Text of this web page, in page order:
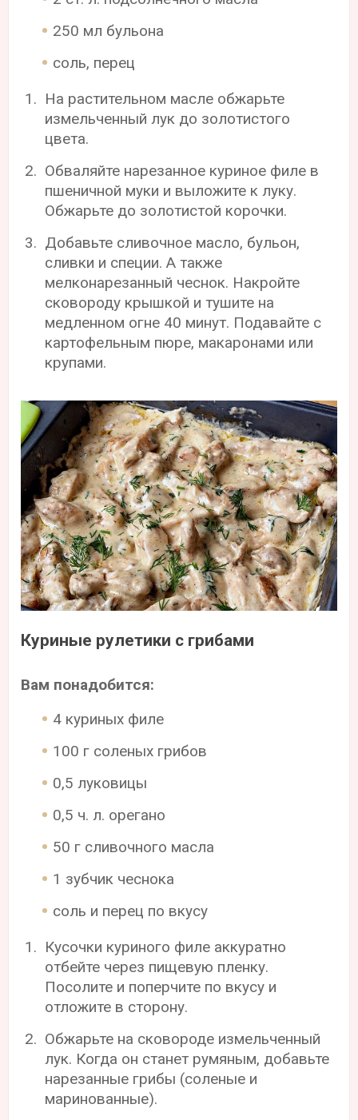
250 мл бульона
соль, перец
На растительном масле обжарьте
измельченный лук до золотистого
цвета.
Обваляйте нарезанное куриное филе в
пшеничной муки и выложите к луку.
Обжарьте до золотистой корочки.
Добавьте сливочное масло, бульон,
сливки и специи. А также
мелконарезанный чеснок. Накройте
сковороду крышкой и тушите на
медленном огне 40 минут. Подавайте с
картофельным пюре, макаронами или
крупами.
Куриные рулетики с грибами
Вам понадобится:
4 куриных филе
100 г соленых грибов
0,5 луковицы
0,5 ч. л. орегано
50 г сливочного масла
1 зубчик чеснока
соль и перец по вкусу
Кусочки куриного филе аккуратно
отбейте через пищевую пленку.
Посолите и поперчите по вкусу и
отложите в сторону.
Обжарьте на сковороде измельченный
лук. Когда он станет румяным, добавьте
нарезанные грибы (соленые и
маринованные).